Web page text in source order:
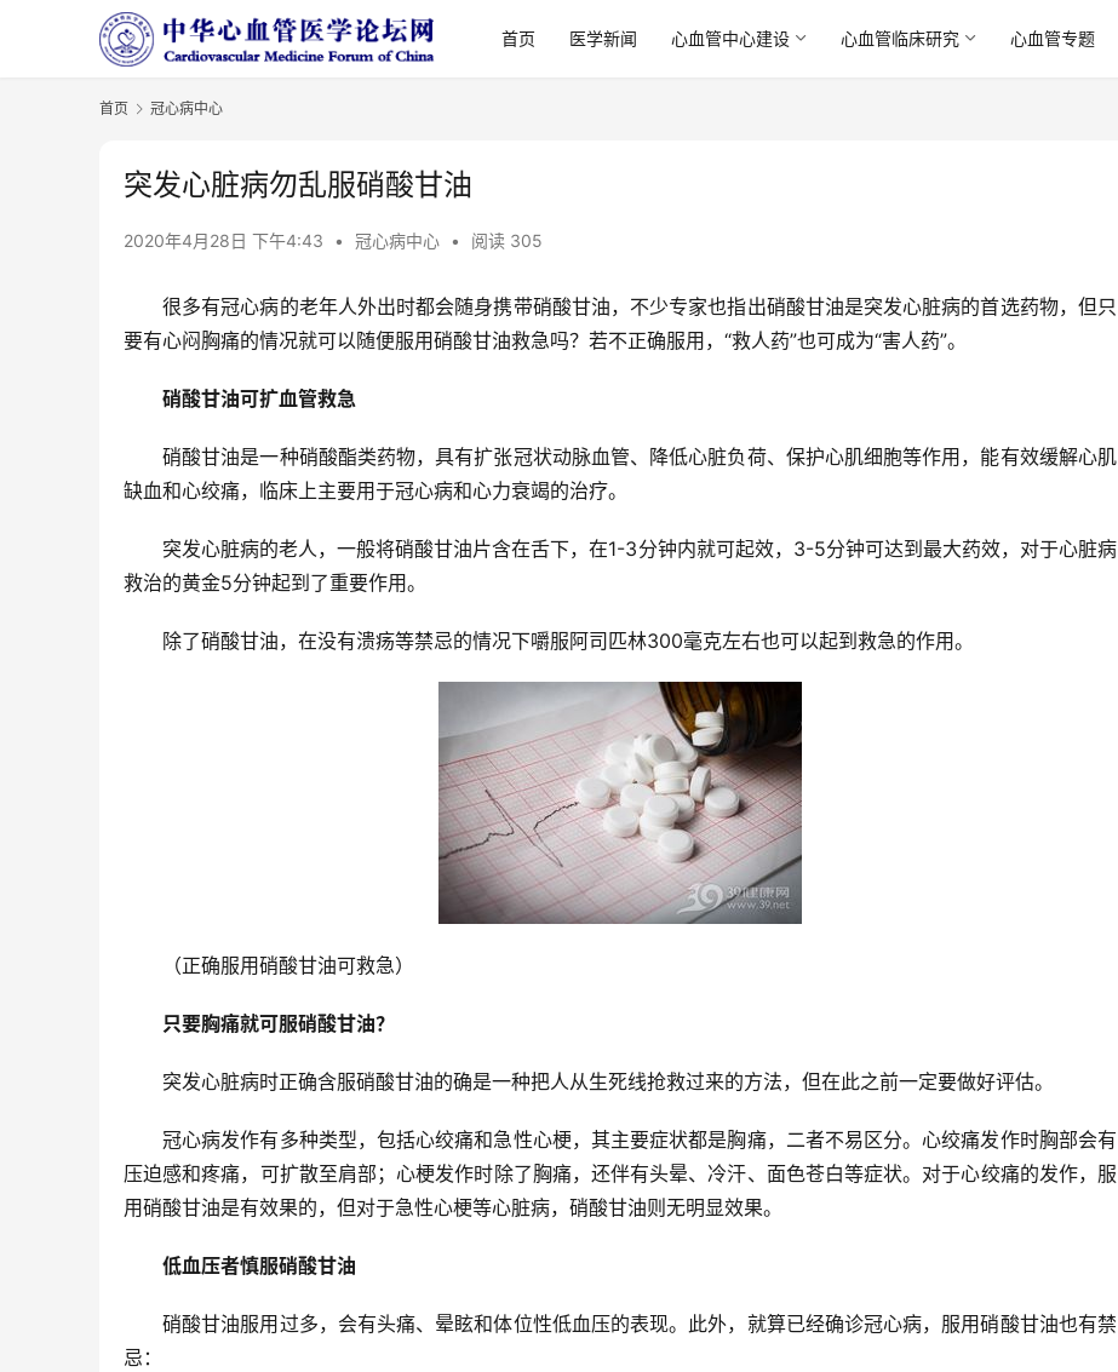
首页 医学新闻 心血管中心建设 心血管临床研究 心血管专题
首页 冠心病中心
突发心脏病勿乱服硝酸甘油
2020年4月28日 下午4:43 • 冠心病中心 • 阅读 305
很多有冠心病的老年人外出时都会随身携带硝酸甘油，不少专家也指出硝酸甘油是突发心脏病的首选药物，但只
要有心闷胸痛的情况就可以随便服用硝酸甘油救急吗？若不正确服用，“救人药”也可成为“害人药”。
硝酸甘油可扩血管救急
硝酸甘油是一种硝酸酯类药物，具有扩张冠状动脉血管、降低心脏负荷、保护心肌细胞等作用，能有效缓解心肌
缺血和心绞痛，临床上主要用于冠心病和心力衰竭的治疗。
突发心脏病的老人，一般将硝酸甘油片含在舌下，在1-3分钟内就可起效，3-5分钟可达到最大药效，对于心脏病
救治的黄金5分钟起到了重要作用。
除了硝酸甘油，在没有溃疡等禁忌的情况下嚼服阿司匹林300毫克左右也可以起到救急的作用。
（正确服用硝酸甘油可救急）
只要胸痛就可服硝酸甘油？
突发心脏病时正确含服硝酸甘油的确是一种把人从生死线抢救过来的方法，但在此之前一定要做好评估。
冠心病发作有多种类型，包括心绞痛和急性心梗，其主要症状都是胸痛，二者不易区分。心绞痛发作时胸部会有
压迫感和疼痛，可扩散至肩部；心梗发作时除了胸痛，还伴有头晕、冷汗、面色苍白等症状。对于心绞痛的发作，服
用硝酸甘油是有效果的，但对于急性心梗等心脏病，硝酸甘油则无明显效果。
低血压者慎服硝酸甘油
硝酸甘油服用过多，会有头痛、晕眩和体位性低血压的表现。此外，就算已经确诊冠心病，服用硝酸甘油也有禁
忌：